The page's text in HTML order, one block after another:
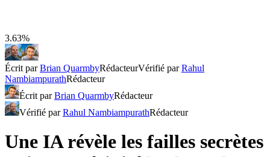
3.63%
Écrit parBrian QuarmbyRédacteurVérifié parRahul
NambiampurathRédacteur
Écrit parBrian QuarmbyRédacteur
Vérifié parRahul NambiampurathRédacteur
Une IA révèle les failles secrètes